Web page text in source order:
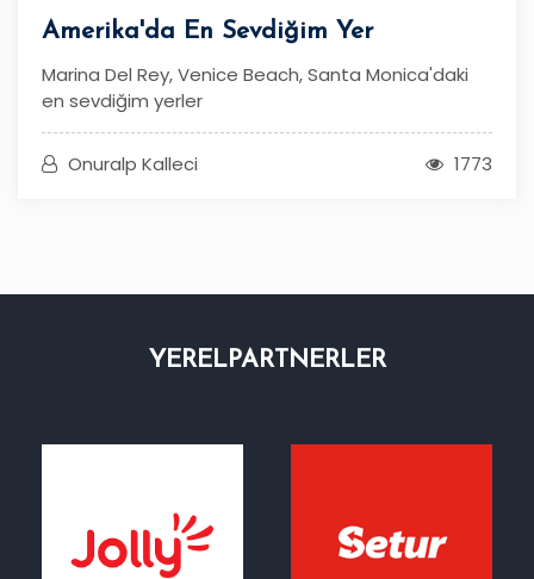
Amerika'da En Sevdiğim Yer
Marina Del Rey, Venice Beach, Santa Monica'daki
en sevdiğim yerler
Onuralp Kalleci 1773
YERELPARTNERLER